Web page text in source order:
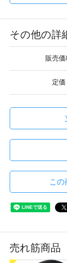
その他の詳
販売価
定価
この
売れ筋商品